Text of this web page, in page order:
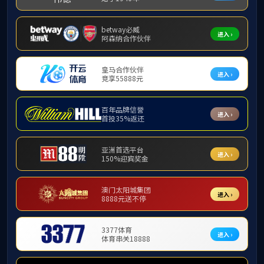
公司大事记
公司大事记
-- 公司
11月
11月6日
11月6日，
11月2
10